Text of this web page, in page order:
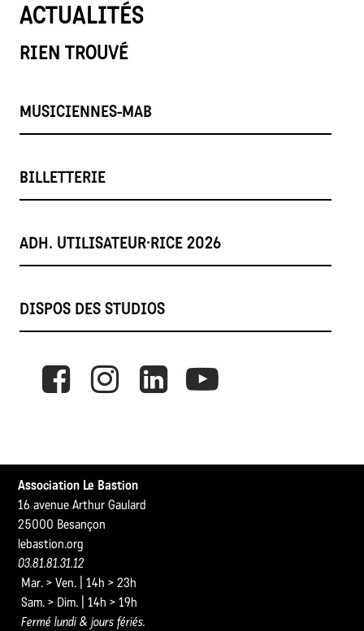
ACTUALITÉS
RIEN TROUVÉ
MUSICIENNES-MAB
BILLETTERIE
ADH. UTILISATEUR·RICE 2026
DISPOS DES STUDIOS
Association Le Bastion
16 avenue Arthur Gaulard
25000 Besançon
lebastion.org
03.81.81.31.12
Mar. > Ven. | 14h > 23h
Sam. > Dim. | 14h > 19h
Fermé lundi & jours fériés.